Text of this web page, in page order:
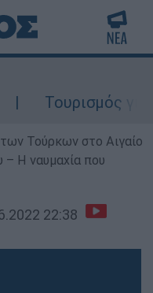
Τουρισμός για
Τούρκων στο Αιγαίο
– Η ναυμαχία που
22:38